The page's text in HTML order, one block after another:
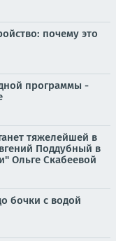
почему это
программы -
тяжелейшей в
Поддубный в
Ольге Скабеевой
бочки с водой